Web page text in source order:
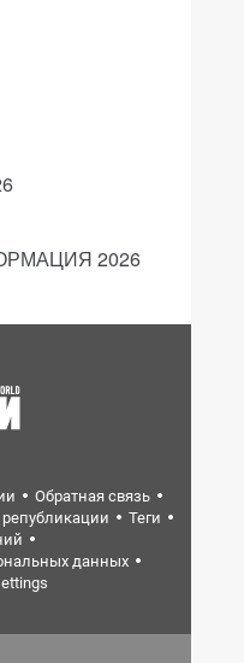
2026
Обратная связь
Теги
данных